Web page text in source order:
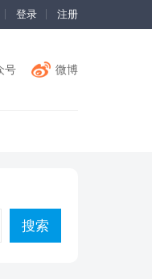
登录 注册
号 微博
搜索